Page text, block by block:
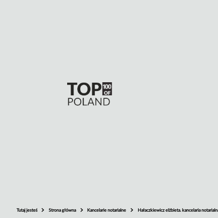
Tutaj jesteś Strona główna Kancelarie notarialne Hałaczkiewicz elżbieta. kancelaria